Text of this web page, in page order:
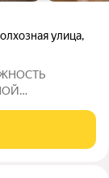
улица,
жилом
область, г.о.